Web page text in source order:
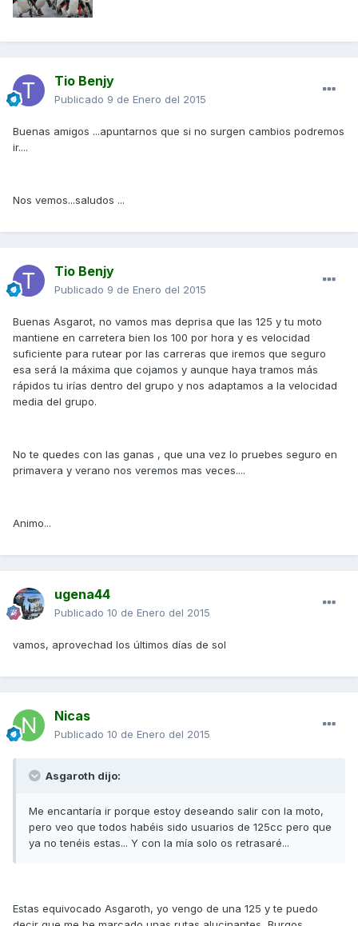
Tio Benjy
Publicado 9 de Enero del 2015
Buenas amigos ...apuntarnos que si no surgen cambios podremos
ir....
Nos vemos...saludos ...
Tio Benjy
Publicado 9 de Enero del 2015
Buenas Asgarot, no vamos mas deprisa que las 125 y tu moto
mantiene en carretera bien los 100 por hora y es velocidad
suficiente para rutear por las carreras que iremos que seguro
esa será la máxima que cojamos y aunque haya tramos más
rápidos tu irías dentro del grupo y nos adaptamos a la velocidad
media del grupo.
No te quedes con las ganas , que una vez lo pruebes seguro en
primavera y verano nos veremos mas veces....
Animo...
ugena44
Publicado 10 de Enero del 2015
vamos, aprovechad los últimos días de sol
Nicas
Publicado 10 de Enero del 2015
Asgaroth dijo:
Me encantaría ir porque estoy deseando salir con la moto,
pero veo que todos habéis sido usuarios de 125cc pero que
ya no tenéis estas... Y con la mía solo os retrasaré...
Estas equivocado Asgaroth, yo vengo de una 125 y te puedo